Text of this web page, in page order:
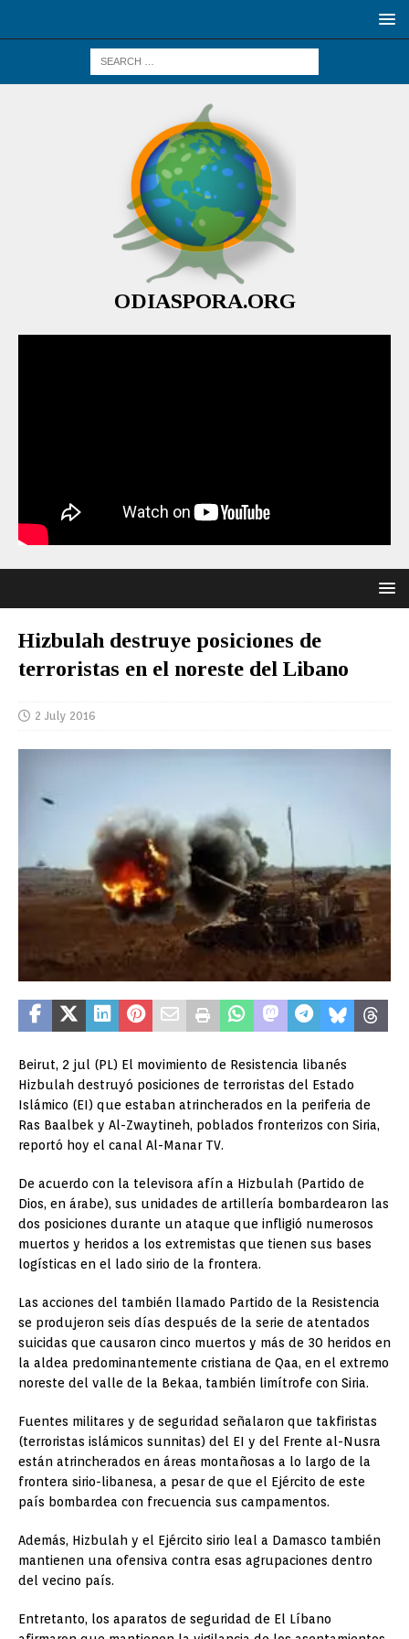
ODIASPORA.ORG
Hizbulah destruye posiciones de
terroristas en el noreste del Libano
2 July 2016
Beirut, 2 jul (PL) El movimiento de Resistencia libanés
Hizbulah destruyó posiciones de terroristas del Estado
Islámico (EI) que estaban atrincherados en la periferia de
Ras Baalbek y Al-Zwaytineh, poblados fronterizos con Siria,
reportó hoy el canal Al-Manar TV.
De acuerdo con la televisora afín a Hizbulah (Partido de
Dios, en árabe), sus unidades de artillería bombardearon las
dos posiciones durante un ataque que infligió numerosos
muertos y heridos a los extremistas que tienen sus bases
logísticas en el lado sirio de la frontera.
Las acciones del también llamado Partido de la Resistencia
se produjeron seis días después de la serie de atentados
suicidas que causaron cinco muertos y más de 30 heridos en
la aldea predominantemente cristiana de Qaa, en el extremo
noreste del valle de la Bekaa, también limítrofe con Siria.
Fuentes militares y de seguridad señalaron que takfiristas
(terroristas islámicos sunnitas) del EI y del Frente al-Nusra
están atrincherados en áreas montañosas a lo largo de la
frontera sirio-libanesa, a pesar de que el Ejército de este
país bombardea con frecuencia sus campamentos.
Además, Hizbulah y el Ejército sirio leal a Damasco también
mantienen una ofensiva contra esas agrupaciones dentro
del vecino país.
Entretanto, los aparatos de seguridad de El Líbano